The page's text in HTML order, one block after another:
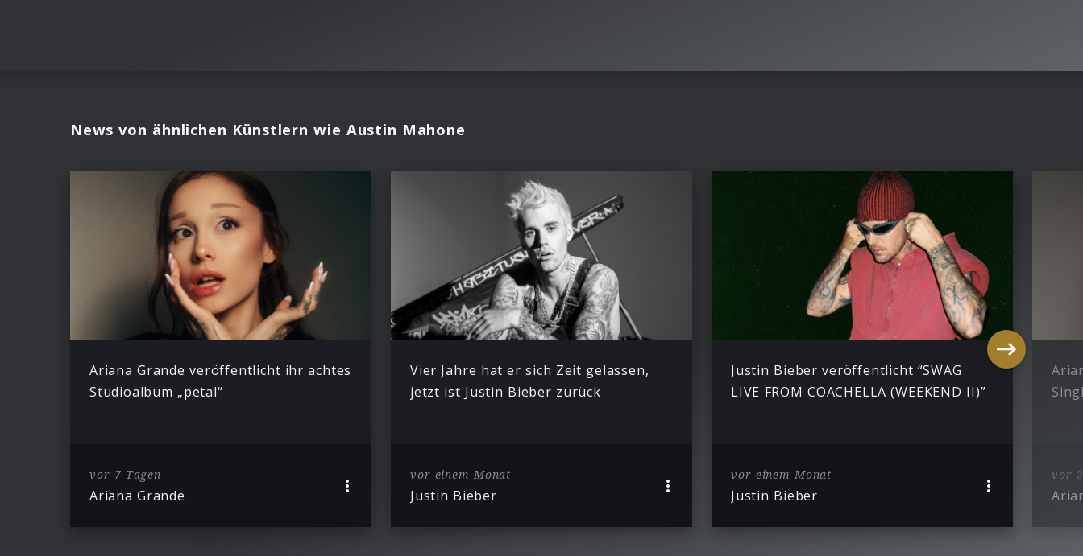
News von ähnlichen Künstlern wie Austin Mahone
Ariana Grande veröffentlicht ihr achtes
Studioalbum „petal“
vor 7 Tagen
Ariana Grande
Vier Jahre hat er sich Zeit gelassen,
jetzt ist Justin Bieber zurück
vor einem Monat
Justin Bieber
Justin Bieber veröffentlicht “SWAG
LIVE FROM COACHELLA (WEEKEND II)”
vor einem Monat
Justin Bieber
vor